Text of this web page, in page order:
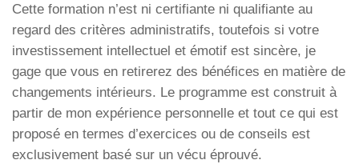
Cette formation n’est ni certifiante ni qualifiante au
regard des critères administratifs, toutefois si votre
investissement intellectuel et émotif est sincère, je
gage que vous en retirerez des bénéfices en matière de
changements intérieurs. Le programme est construit à
partir de mon expérience personnelle et tout ce qui est
proposé en termes d’exercices ou de conseils est
exclusivement basé sur un vécu éprouvé.